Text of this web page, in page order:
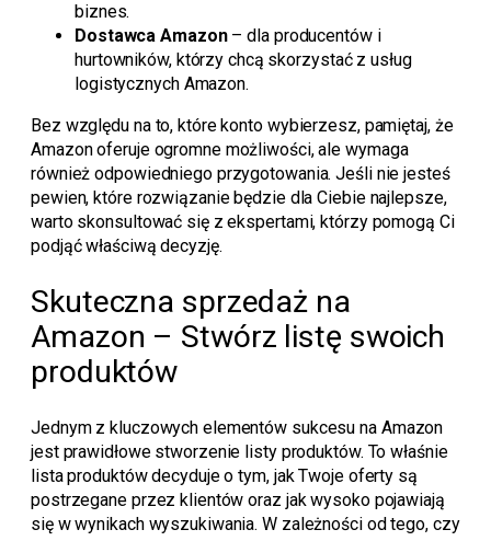
biznes.
Dostawca Amazon– dla producentów i
hurtowników, którzy chcą skorzystać z usług
logistycznych Amazon.
Bez względu na to, które konto wybierzesz, pamiętaj, że
Amazon oferuje ogromne możliwości, ale wymaga
również odpowiedniego przygotowania. Jeśli nie jesteś
pewien, które rozwiązanie będzie dla Ciebie najlepsze,
warto skonsultować się z ekspertami, którzy pomogą Ci
podjąć właściwą decyzję.
Skuteczna sprzedaż na
Amazon – Stwórz listę swoich
produktów
Jednym z kluczowych elementów sukcesu na Amazon
jest prawidłowe stworzenie listy produktów. To właśnie
lista produktów decyduje o tym, jak Twoje oferty są
postrzegane przez klientów oraz jak wysoko pojawiają
się w wynikach wyszukiwania. W zależności od tego, czy